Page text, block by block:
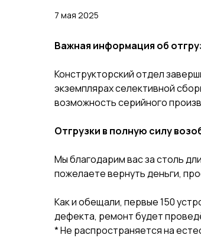
7 мая 2025
Важная информация об
Конструкторский отдел
экземплярах селективной
возможность серийного
Отгрузки в полную силу
Мы благодарим вас за столь
пожелаете вернуть деньги,
Как и обещали, первые 150
дефекта, ремонт будет
* Не распространяется на